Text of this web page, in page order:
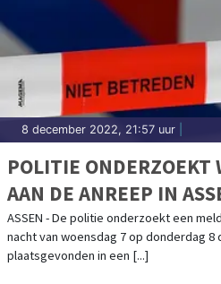
8 december 2022, 21:57 uur
POLITIE ONDERZOEKT
AAN DE ANREEP IN
ASSEN - De politie onderzoekt een
nacht van woensdag 7 op donderdag
plaatsgevonden in een [...]